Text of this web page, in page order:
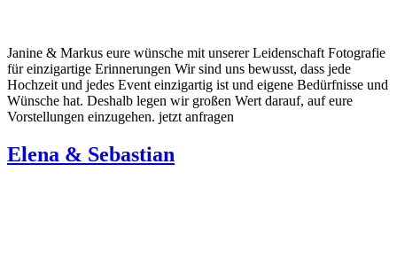
Janine & Markus eure wünsche mit unserer Leidenschaft Fotografie
für einzigartige Erinnerungen Wir sind uns bewusst, dass jede
Hochzeit und jedes Event einzigartig ist und eigene Bedürfnisse und
Wünsche hat. Deshalb legen wir großen Wert darauf, auf eure
Vorstellungen einzugehen. jetzt anfragen
Elena & Sebastian